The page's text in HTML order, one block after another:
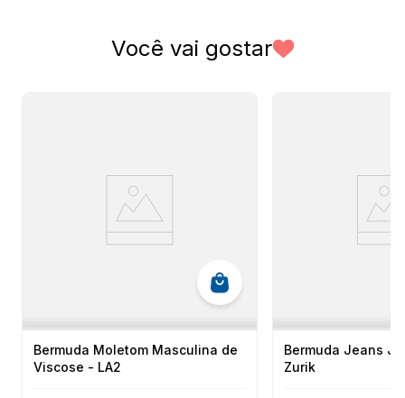
Você vai gostar
Bermuda Moletom Masculina de
Viscose - LA2
Bermuda Jeans
Zurik